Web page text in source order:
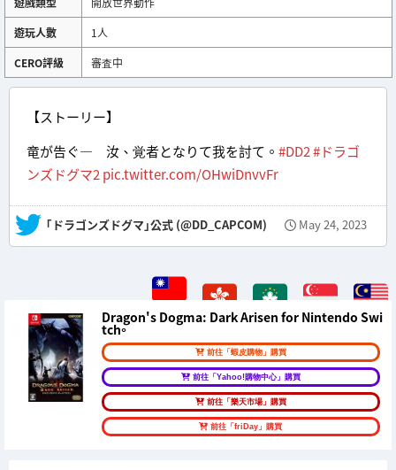
遊玩人數
1人
CERO評級
審査中
【ストーリー】
竜が告ぐ― 汝、覚者となりて我を討て。 #DD2#ドラゴ
ンズドグマ2pic.twitter.com/OHwiDnvvFr
— ｢ドラゴンズドグマ｣公式 (@DD_CAPCOM) May 24, 2023
Dragon's Dogma: Dark Arisen for Nintendo Swi
tch。
前往「蝦皮購物」購買
前往「Yahoo!購物中心」購買
前往「樂天市場」購買
前往「friDay」購買